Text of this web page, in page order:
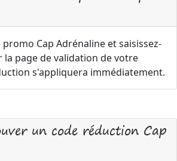
Cap Adrénaline et saisissez-
la page de validation de votre
s'appliquera immédiatement.
un code réduction Cap